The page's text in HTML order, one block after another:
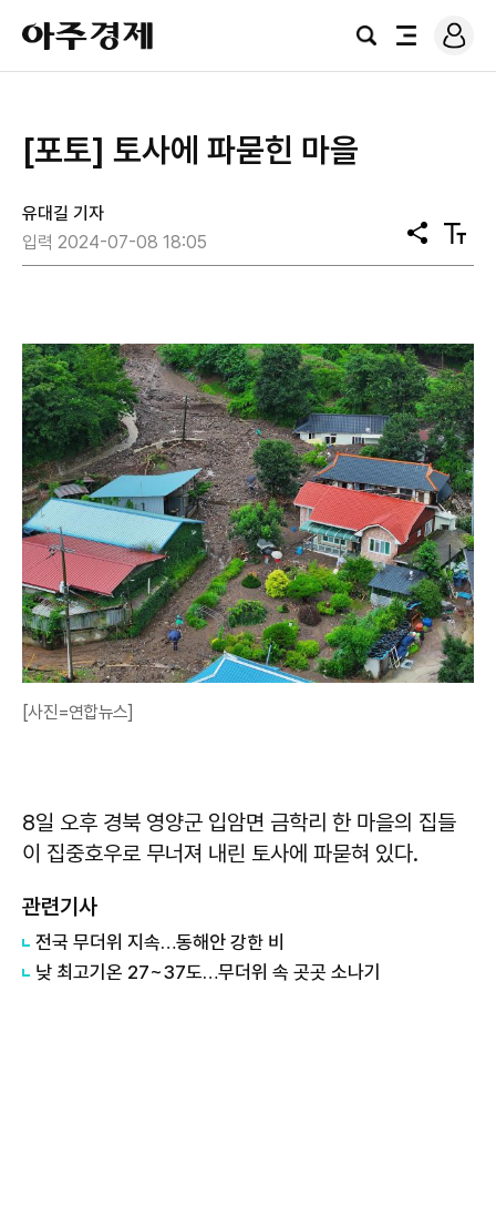
아
주
경
검
전
로
그
[포토] 토사에 파묻힌 마을
유대길 기자
입력 2024-07-08 18:05
공
유
텍
스
[사진=연합뉴스]
8일 오후 경북 영양군 입암면 금학리 한 마을의 집들
이 집중호우로 무너져 내린 토사에 파묻혀 있다.
관련기사
전국 무더위 지속…동해안 강한 비
낮 최고기온 27~37도…무더위 속 곳곳 소나기